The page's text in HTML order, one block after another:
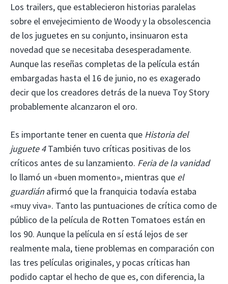
Los trailers, que establecieron historias paralelas
sobre el envejecimiento de Woody y la obsolescencia
de los juguetes en su conjunto, insinuaron esta
novedad que se necesitaba desesperadamente.
Aunque las reseñas completas de la película están
embargadas hasta el 16 de junio, no es exagerado
decir que los creadores detrás de la nueva Toy Story
probablemente alcanzaron el oro.
Es importante tener en cuenta que Historia del
juguete 4También tuvo críticas positivas de los
críticos antes de su lanzamiento. Feria de la vanidad
lo llamó un «buen momento», mientras que el
guardián afirmó que la franquicia todavía estaba
«muy viva». Tanto las puntuaciones de crítica como de
público de la película de Rotten Tomatoes están en
los 90. Aunque la película en sí está lejos de ser
realmente mala, tiene problemas en comparación con
las tres películas originales, y pocas críticas han
podido captar el hecho de que es, con diferencia, la